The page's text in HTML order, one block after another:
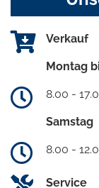
Verkauf
Montag
8.00 -
Samstag
8.00 -
Service